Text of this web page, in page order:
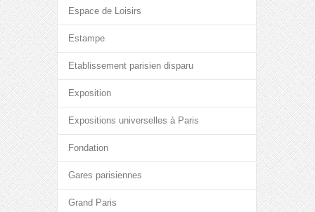
Espace de Loisirs
Estampe
Etablissement parisien disparu
Exposition
Expositions universelles à Paris
Fondation
Gares parisiennes
Grand Paris